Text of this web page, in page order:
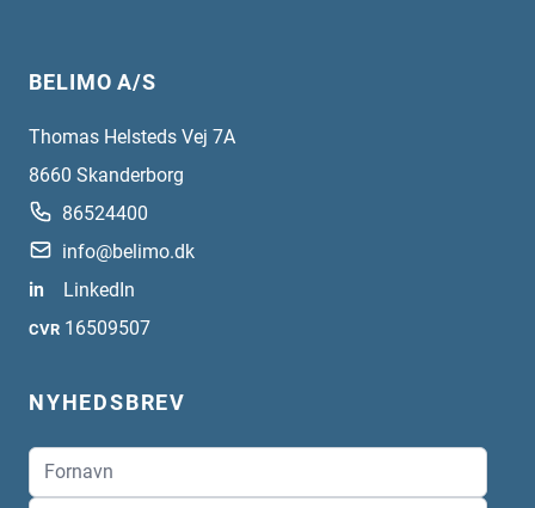
BELIMO A/S
Thomas Helsteds Vej 7A
8660 Skanderborg
86524400
info@belimo.dk
in
LinkedIn
CVR 16509507
NYHEDSBREV